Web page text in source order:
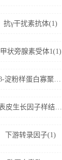
抗γ干扰素抗体(1)
甲状旁腺素受体1(1)
β-淀粉样蛋白寡聚体(1)
表皮生长因子样结构域蛋白7(1)
下游转录因子(1)